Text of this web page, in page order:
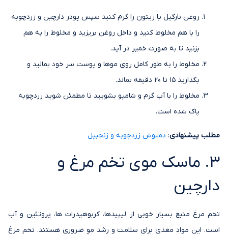
روغن نارگیل یا زیتون را گرم کنید سپس پودر دارچین و زردچوبه
را با هم مخلوط کنید و داخل روغن بریزید و مخلوط را به هم
بزنید تا به صورت خمیر در آید.
مخلوط را به طور کامل روی موها و پوست سر خود بمالید و
بگذارید 15 تا 20 دقیقه بماند.
مخلوط را با آب گرم و شامپو بشویید تا مطمئن شوید زردچوبه
پاک شده است.
مطلب پیشنهادی: دمنوش زردچوبه و زنجبیل
3. ماسک موی تخم مرغ و
دارچین
تخم مرغ منبع بسیار خوبی از لیپیدها، کربوهیدرات ها، پروتئین و آب
است. این مواد مغذی برای سلامت و رشد مو ضروری هستند. تخم مرغ